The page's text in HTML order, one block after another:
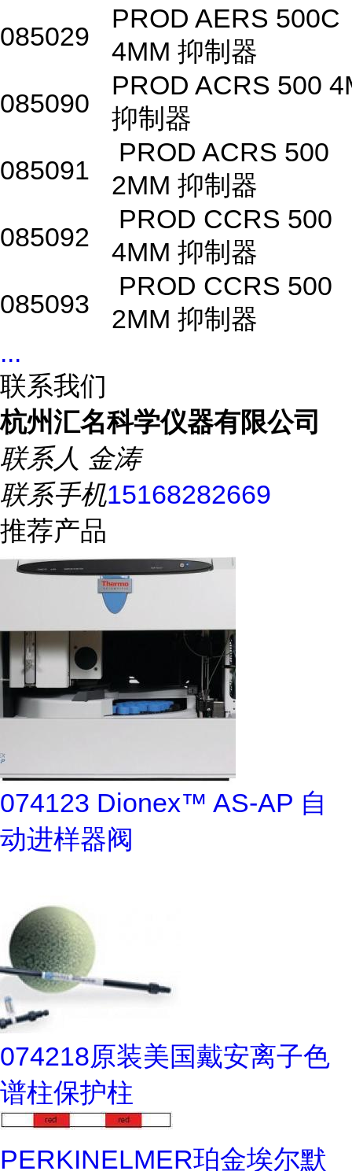
085029
PROD AERS 500C
4MM 抑制器
085090
PROD ACRS 500
抑制器
085091
PROD ACRS 500
2MM 抑制器
085092
PROD CCRS 500
4MM 抑制器
085093
PROD CCRS 500
2MM 抑制器
...
联系我们
杭州汇名科学仪器有限公司
联系人 金涛
联系手机15168282669
推荐产品
074123 Dionex™ AS-AP 自
动进样器阀
074218原装美国戴安离子色
谱柱保护柱
PERKINELMER珀金埃尔默